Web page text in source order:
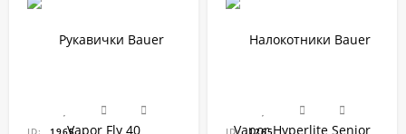
ID: 1965 ID: 1265